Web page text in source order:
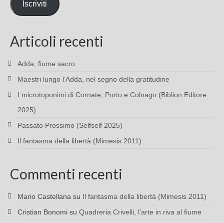
Iscriviti
Articoli recenti
Adda, fiume sacro
Maestri lungo l’Adda, nel segno della gratitudine
I microtoponimi di Cornate, Porto e Colnago (Biblion Editore
2025)
Passato Prossimo (Selfself 2025)
Il fantasma della libertà (Mimesis 2011)
Commenti recenti
Mario Castellana su Il fantasma della libertà (Mimesis 2011)
Cristian Bonomi su Quadreria Crivelli, l’arte in riva al fiume